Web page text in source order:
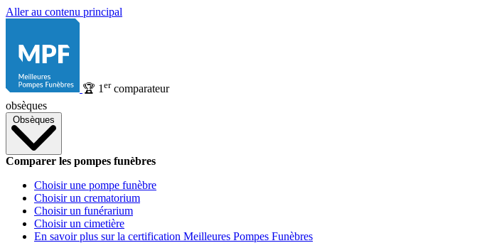
Aller au contenu principal
🏆 1 ercomparateur
obsèques
Obsèques
Comparer les pompes funèbres
Choisir une pompe funèbre
Choisir un crematorium
Choisir un funérarium
Choisir un cimetière
En savoir plus sur la certification Meilleures Pompes Funèbres